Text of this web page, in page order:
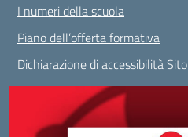
I numeri della scuola
Piano dell’offerta formativa
Dichiarazione di accessibilità Sito